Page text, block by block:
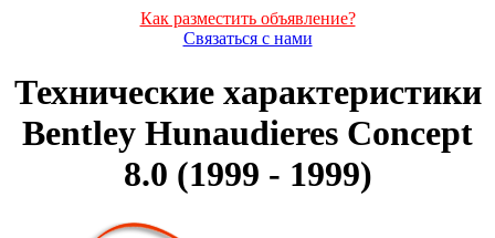
Как разместить объявление?
Связаться с нами
Технические характеристики
Bentley Hunaudieres Concept
8.0 (1999 - 1999)